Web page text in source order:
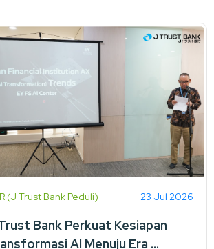
(J Trust Bank Peduli) 23 Jul 2026
Bank Perkuat Kesiapan
AI Menuju Era ...